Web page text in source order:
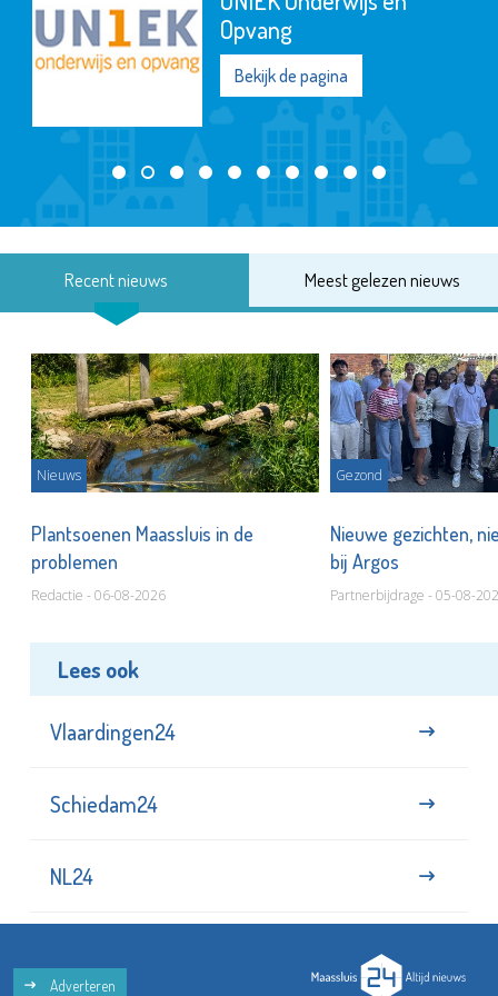
Opvang
Bekijk de pagina
Recent nieuws Meest gelezen nieuws
Nieuws
Plantsoenen Maassluis in de
problemen
Redactie - 06-08-2026
Gezond
Nieuwe gezichten,
bij Argos
Partnerbijdrage - 05-08-
Lees ook
Vlaardingen24
Schiedam24
NL24
Adverteren